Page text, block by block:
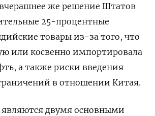
же решение Штатов
25-процентные
товары из-за того, что
или косвенно импортировала
а также риски введения
в отношении Китая.
двумя основными